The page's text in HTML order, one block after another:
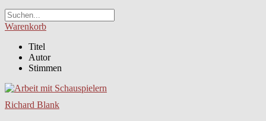
Warenkorb
Titel
Autor
Stimmen
Richard Blank